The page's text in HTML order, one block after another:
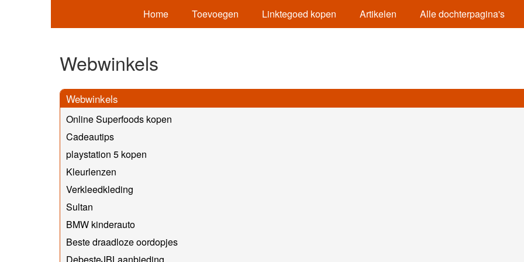
Home Toevoegen Linktegoed kopen Artikelen Alle dochterpagina's
Webwinkels
Webwinkels
Online Superfoods kopen
Cadeautips
playstation 5 kopen
Kleurlenzen
Verkleedkleding
Sultan
BMW kinderauto
Beste draadloze oordopjes
DebesteJBLaanbieding